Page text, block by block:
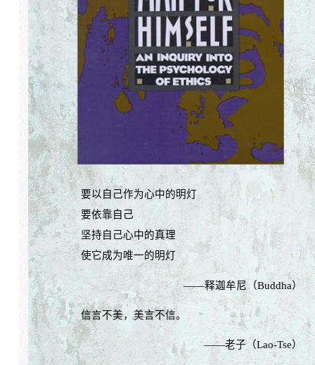
要以自己作为心中的明灯
要依靠自己
坚持自己心中的真理
使它成为唯一的明灯
——释迦牟尼（Buddha）
信言不美，美言不信。
——老子（Lao-Tse）